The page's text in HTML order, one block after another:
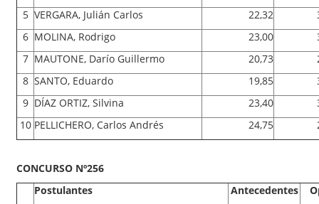
5 VERGARA, Julián Carlos 22,32
6 MOLINA, Rodrigo 23,00
7 MAUTONE, Darío Guillermo 20,73
8 SANTO, Eduardo 19,85
9 DÍAZ ORTIZ, Silvina 23,40
10 PELLICHERO, Carlos Andrés 24,75
CONCURSO Nº256
Postulantes
Antecedentes